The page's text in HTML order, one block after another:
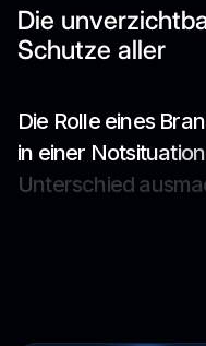
Die
Schutze aller
Die Rolle eines Bran
in einer Notsituation
Unterschied ausma